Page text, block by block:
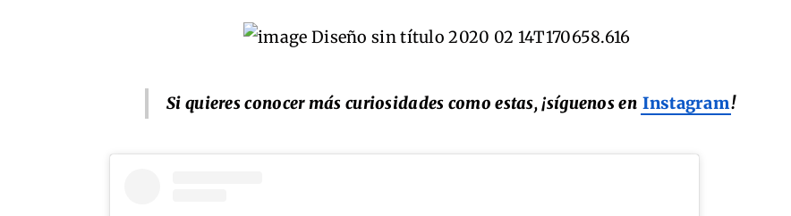
Si quieres conocer más curiosidades como estas, ¡síguenos en Instagram!